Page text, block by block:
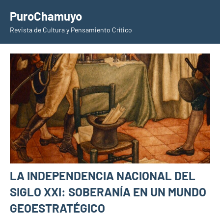
contenido
PuroChamuyo
Revista de Cultura y Pensamiento Crítico
LA INDEPENDENCIA NACIONAL DEL
SIGLO XXI: SOBERANÍA EN UN MUNDO
GEOESTRATÉGICO